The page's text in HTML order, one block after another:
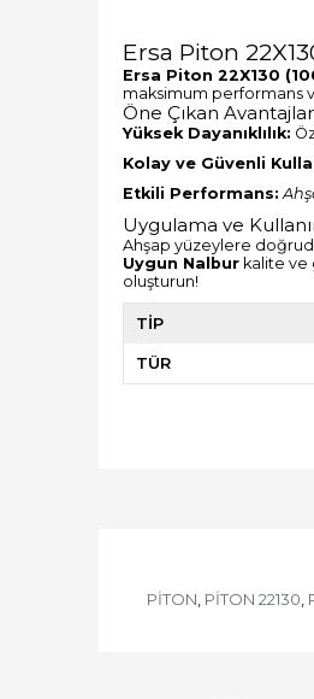
Ersa Piton
Ersa Piton 22X130
maksimum performans
Öne Çıkan
Yüksek Dayanıklılık:
Kolay ve Güvenli
Etkili Performans:
Uygulama ve
Ahşap yüzeylere
Uygun Nalbur kalite ve
oluşturun!
TİP
TÜR
PİTON, PİTON 22130,